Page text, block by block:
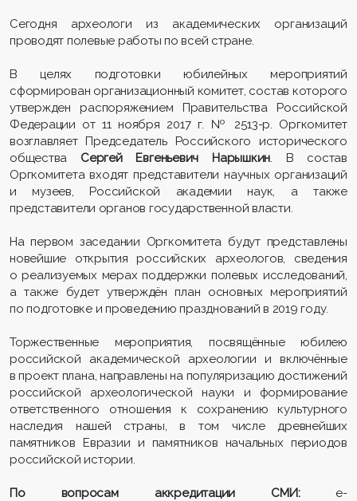
Сегодня археологи из академических организаций
проводят полевые работы по всей стране.
В целях подготовки юбилейных мероприятий
сформирован организационный комитет, состав которого
утвержден распоряжением Правительства Российской
Федерации от 11 ноября 2017 г. № 2513-р. Оргкомитет
возглавляет Председатель Российского исторического
общества Сергей Евгеньевич Нарышкин. В состав
Оргкомитета входят представители научных организаций
и музеев, Российской академии наук, а также
представители органов государственной власти.
На первом заседании Оргкомитета будут представлены
новейшие открытия российских археологов, сведения
о реализуемых мерах поддержки полевых исследований,
а также будет утверждён план основных мероприятий
по подготовке и проведению празднований в 2019 году.
Торжественные мероприятия, посвящённые юбилею
российской академической археологии и включённые
в проект плана, направлены на популяризацию достижений
российской археологической науки и формирование
ответственного отношения к сохранению культурного
наследия нашей страны, в том числе древнейших
памятников Евразии и памятников начальных периодов
российской истории.
По вопросам аккредитации СМИ:e-